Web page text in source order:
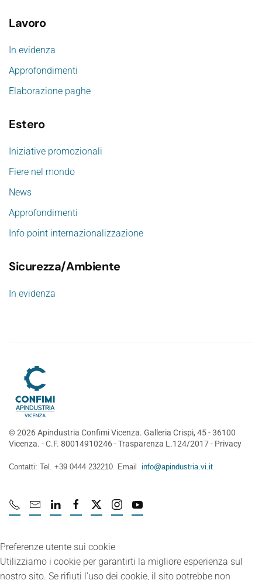
Lavoro
In evidenza
Approfondimenti
Elaborazione paghe
Estero
Iniziative promozionali
Fiere nel mondo
News
Approfondimenti
Info point internazionalizzazione
Sicurezza/Ambiente
In evidenza
©2026Apindustria Confimi Vicenza. Galleria Crispi, 45 - 36100
Vicenza. - C.F. 80014910246 -Trasparenza L.124/2017- Privacy
Contatti: Tel. +39 0444 232210 Email info@apindustria.vi.it
Preferenze utente sui cookie
Utilizziamo i cookie per garantirti la migliore esperienza sul
nostro sito. Se rifiuti l’uso dei cookie, il sito potrebbe non